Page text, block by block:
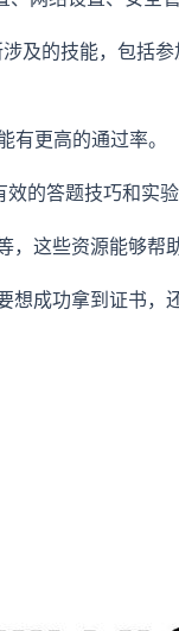
及的技能，包括
有更高的通过率。
的答题技巧和实
这些资源能够帮
成功拿到证书，